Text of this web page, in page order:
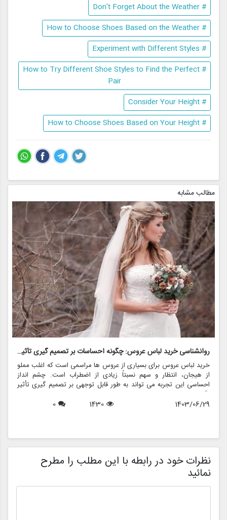
# Don't Forget About the Weather
# How to Choose Shoes Based on the Weather
# Experiment with Different Styles
# How to Try Different Shoe Styles to Find the Perfect
Pair
# Consider Your Height
# How to Choose Shoes Based on Your Height
مطالب مشابه
روانشناسی خرید لباس عروس: چگونه احساسات بر تصمیم گیری تأثیر می گذارد
خرید لباس عروس برای بسیاری از عروس ها مراسمی است که اغلب مملو
از هیجان، انتظار و سهم نسبتاً زیادی از اضطراب است. چشم انداز
احساسی این تجربه می تواند به طور قابل توجهی بر تصمیم گیری تأثیر
بگذارد و منجر به انتخاب هایی شود که نه تنها سبک شخصی بلکه عوامل
روانی عمیق تری را نیز منعکس می کند. در این مقاله، روانشناسی خرید
1403/06/29
1430
0
نظرات خود در رابطه با این مطلب را مطرح
نمائید